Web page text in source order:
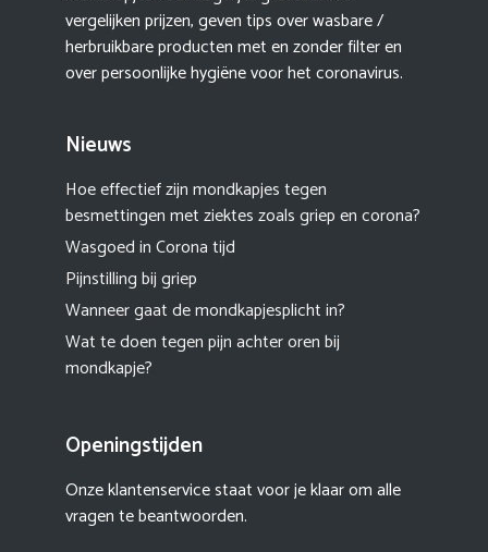
vergelijken prijzen, geven tips over wasbare /
herbruikbare producten met en zonder filter en
over persoonlijke hygiëne voor het coronavirus.
Nieuws
Hoe effectief zijn mondkapjes tegen
besmettingen met ziektes zoals griep en corona?
Wasgoed in Corona tijd
Pijnstilling bij griep
Wanneer gaat de mondkapjesplicht in?
Wat te doen tegen pijn achter oren bij
mondkapje?
Openingstijden
Onze klantenservice staat voor je klaar om alle
vragen te beantwoorden.